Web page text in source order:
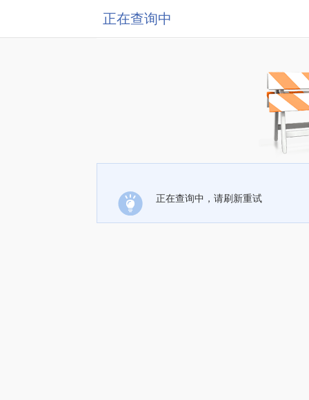
正在查询中
正在查询中，请刷新重试